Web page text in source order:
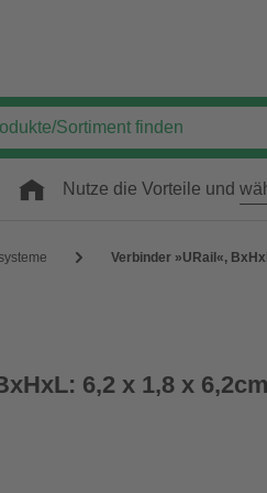
Nutze die Vorteile und
Verbinder »URail«,
6,2 x 1,8 x